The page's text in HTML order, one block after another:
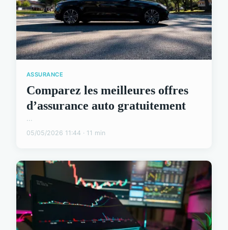
ASSURANCE
Comparez les meilleures offres
d’assurance auto gratuitement
...
05/05/2026 11:44 · 11 min